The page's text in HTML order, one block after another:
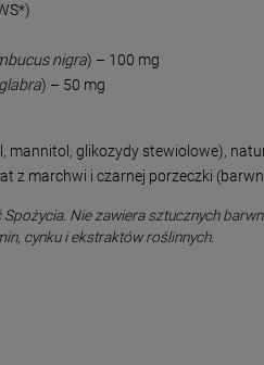
nigra) – 100 mg
) – 50 mg
mannitol, glikozydy stewiolowe),
z marchwi i czarnej porzeczki
Spożycia. Nie zawiera sztucznych
cynku i ekstraktów roślinnych.